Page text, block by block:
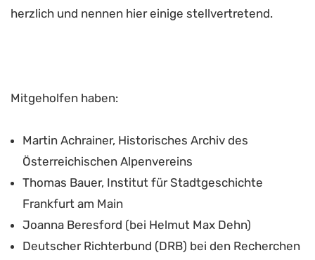
herzlich und nennen hier einige stellvertretend.
Mitgeholfen haben:
Martin Achrainer, Historisches Archiv des
Österreichischen Alpenvereins
Thomas Bauer, Institut für Stadtgeschichte
Frankfurt am Main
Joanna Beresford (bei Helmut Max Dehn)
Deutscher Richterbund (DRB) bei den Recherchen